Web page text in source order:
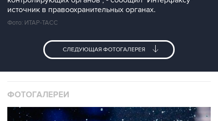
источник в правоохранительных органах.
Фото: ИТАР-ТАСС
СЛЕДУЮЩАЯ ФОТОГАЛЕРЕЯ
ФОТОГАЛЕРЕИ